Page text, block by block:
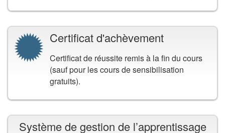
Certificat d'achèvement
Certificat de réussite remis à la fin du cours
(sauf pour les cours de sensibilisation
gratuits).
Système de gestion de l’apprentissage